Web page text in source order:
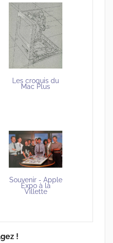
Les croquis du
Mac Plus
Souvenir - Apple
Expo à la
Villette
!